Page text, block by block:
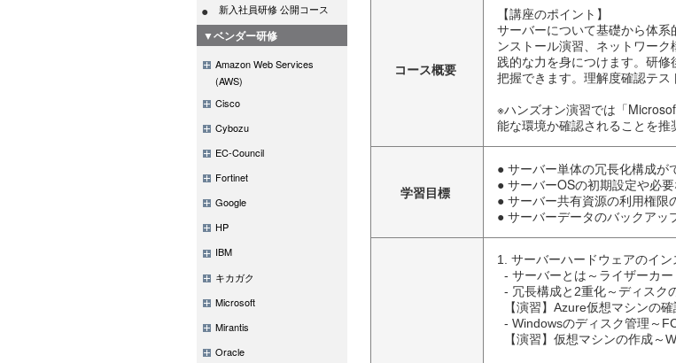
新入社員研修 公開コース
▼ベンダー研修
Amazon Web Services
(AWS)
Cisco
Cybozu
EC-Council
Fortinet
Google
HP
IBM
キカガク
Microsoft
Mirantis
Oracle
コース概要
【講座のポイント】
サーバーについて基礎から体
ンストール演習、ネットワー
践的な力を身につけます。研
把握できます。理解度確認テス
※ハンズオン演習では「
能な環境か確認されることを推
学習目標
● サーバー単体の冗長化構成が
● サーバーOSの初期設定や必
● サーバー共有資源の利用権限
● サーバーデータのバックアッ
1. サーバーハードウェアのイ